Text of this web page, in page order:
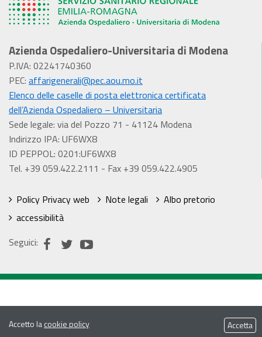
Azienda Ospedaliero-Universitaria di Modena
P.IVA: 02241740360
PEC: affarigenerali@pec.aou.mo.it
Elenco delle caselle di posta elettronica certificata
dell’Azienda Ospedaliero – Universitaria
Sede legale: via del Pozzo 71 - 41124 Modena
Indirizzo IPA: UF6WX8
ID PEPPOL: 0201:UF6WX8
Tel. +39 059.422.2111 - Fax +39 059.422.4905
Policy Privacy web Note legali
Albo pretorio
accessibilità
Seguici:
Accetto lacookie policy Accetta